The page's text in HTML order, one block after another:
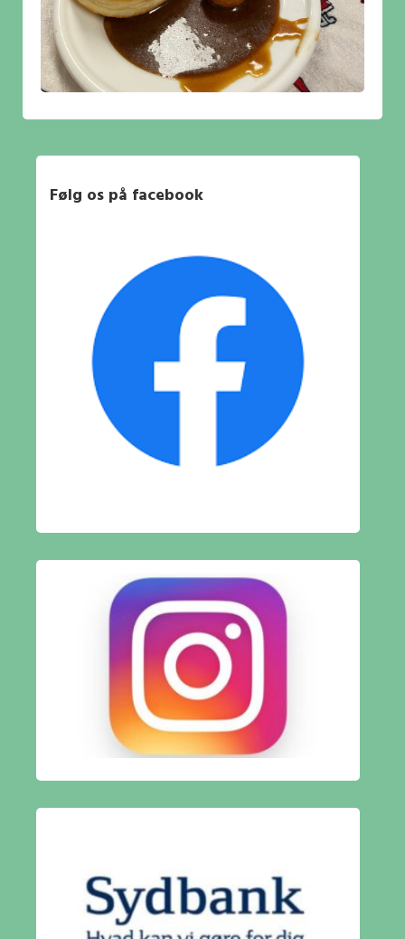
Følg os på facebook